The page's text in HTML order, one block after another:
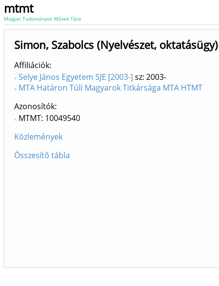
mtmt
Magyar Tudományos Művek Tára
Simon, Szabolcs (Nyelvészet, oktatásügy)
Affiliációk
Selye János Egyetem SJE [2003-] sz: 2003-
MTA Határon Túli Magyarok Titkársága MTA HTMT
Azonosítók
MTMT: 10049540
Közlemények
Összesítő tábla